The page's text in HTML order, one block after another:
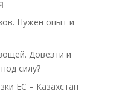
Нужен опыт и
Довезти и
силу?
ЕС – Казахстан